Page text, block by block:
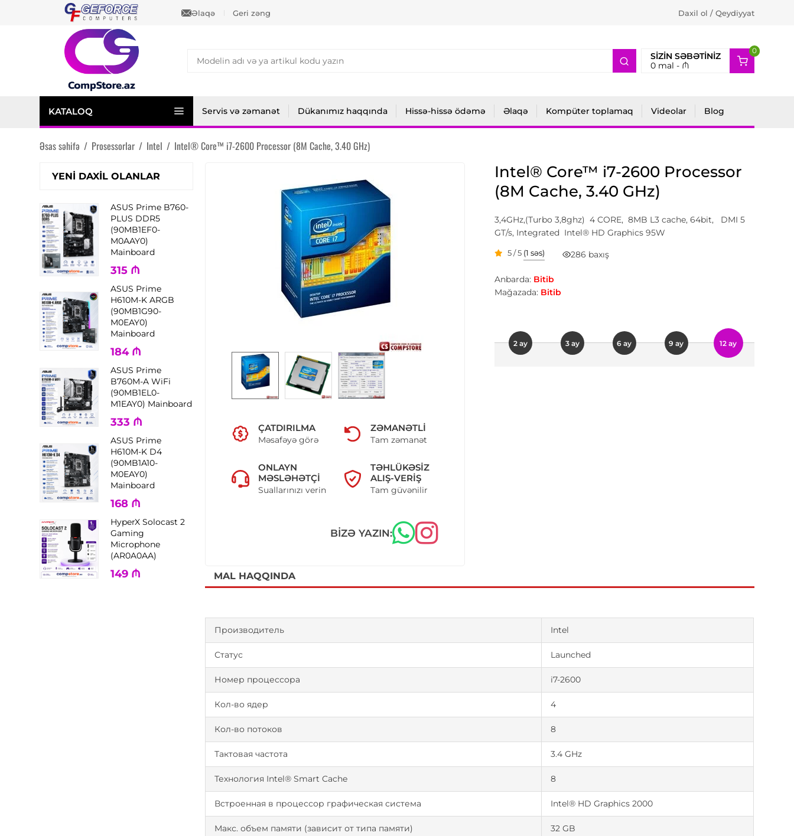
Əlaqə Geri zəng Daxil ol / Qeydiyyat
SIZIN SƏBƏTINIZ
0mal - ₼
0
2
KATALOQ Servis və zəmanət Dükanımız haqqında Hissə-hissə ödəmə Əlaqə Kompüter toplamaq Videolar Blog
Əsas səhifə / Prosessorlar / Intel / Intel® Core™ i7-2600 Processor (8M Cache, 3.40 GHz)
YENI DAXIL OLANLAR
ASUS Prime B760-
PLUS DDR5
(90MB1EF0-
M0AAY0)
Mainboard
315 ₼
ASUS Prime
H610M-K ARGB
(90MB1G90-
M0EAY0)
Mainboard
184 ₼
ASUS Prime
B760M-A WiFi
(90MB1EL0-
M1EAY0) Mainboard
333 ₼
ASUS Prime
H610M-K D4
(90MB1A10-
M0EAY0)
Mainboard
168 ₼
HyperX Solocast 2
Gaming
Microphone
(AR0A0AA)
149 ₼
ÇATDIRILMA
Məsafəyə görə
ZƏMANƏTLI
Tam zəmanət
ONLAYN
MƏSLƏHƏTÇI
Suallarınızı verin
TƏHLÜKƏSIZ
ALIŞ-VERIŞ
Tam güvənilir
BIZƏ YAZIN:
Intel® Core™ i7-2600 Processor
(8M Cache, 3.40 GHz)
3,4GHz,(Turbo 3,8ghz) 4 CORE, 8MB L3 cache, 64bit, DMI 5
GT/s, Integrated Intel® HD Graphics 95W
5 / 5 (1 səs) 286 baxış
Anbarda: Bitib
Mağazada: Bitib
2 ay 3 ay 6 ay 9 ay 12 ay
MAL HAQQINDA
Производитель Intel
Статус Launched
Номер процессора i7-2600
Кол-во ядер 4
Кол-во потоков 8
Тактовая частота 3.4 GHz
Технология Intel® Smart Cache 8
Встроенная в процессор графическая система Intel® HD Graphics 2000
Макс. объем памяти (зависит от типа памяти) 32 GB